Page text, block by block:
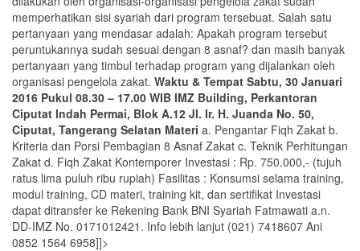
memperhatikan sisi syariah dari program tersebuat. Salah satu
pertanyaan yang mendasar adalah: Apakah program tersebut
peruntukannya sudah sesuai dengan 8 asnaf? dan masih banyak
pertanyaan yang timbul terhadap program yang dijalankan oleh
organisasi pengelola zakat. Waktu & Tempat Sabtu, 30 Januari
2016 Pukul 08.30 – 17.00 WIB IMZ Building, Perkantoran
Ciputat Indah Permai, Blok A.12 Jl. Ir. H. Juanda No. 50,
Ciputat, Tangerang Selatan Materi a. Pengantar Fiqh Zakat b.
Kriteria dan Porsi Pembagian 8 Asnaf Zakat c. Teknik Perhitungan
Zakat d. Fiqh Zakat Kontemporer Investasi : Rp. 750.000,- (tujuh
ratus lima puluh ribu rupiah) Fasilitas : Konsumsi selama training,
modul training, CD materi, training kit, dan sertifikat Investasi
dapat ditransfer ke Rekening Bank BNI Syariah Fatmawati a.n.
DD-IMZ No. 0171012421. Info lebih lanjut (021) 7418607 Ani
0852 1564 6958]]>